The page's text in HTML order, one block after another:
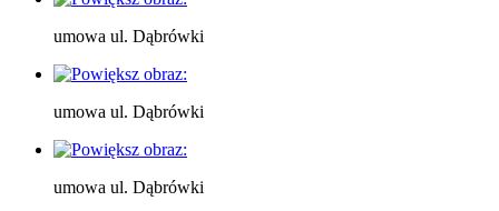
umowa ul. Dąbrówki
umowa ul. Dąbrówki
umowa ul. Dąbrówki